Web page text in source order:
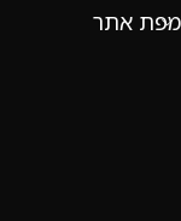
מפת אתר